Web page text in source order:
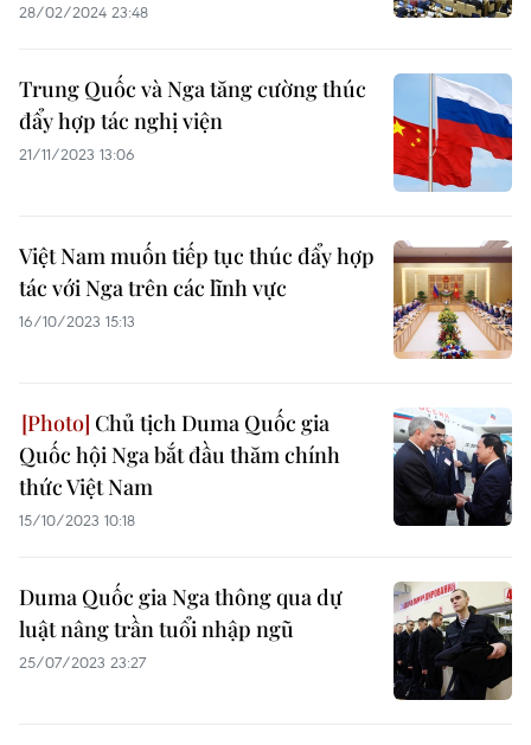
28/02/2024 23:48
Trung Quốc và Nga tăng cường thúc
đẩy hợp tác nghị viện
21/11/2023 13:06
Việt Nam muốn tiếp tục thúc đẩy hợp
tác với Nga trên các lĩnh vực
16/10/2023 15:13
Chủ tịch Duma Quốc gia
Quốc hội Nga bắt đầu thăm chính
thức Việt Nam
15/10/2023 10:18
Duma Quốc gia Nga thông qua dự
luật nâng trần tuổi nhập ngũ
25/07/2023 23:27